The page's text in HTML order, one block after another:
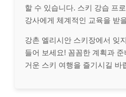
할 수 있습니다. 스키 강습 프
강사에게 체계적인 교육을 받
강촌 엘리시안 스키장에서 잊
들어 보세요! 꼼꼼한 계획과
거운 스키 여행을 즐기시길 바